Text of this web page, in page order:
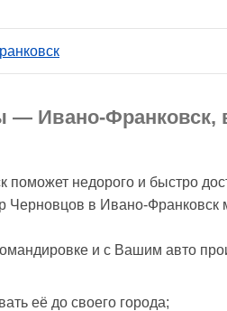
— Ивано-Франковск,
поможет недорого и быстро
Черновцов в Ивано-Франковск
и с Вашим авто
её до своего города;